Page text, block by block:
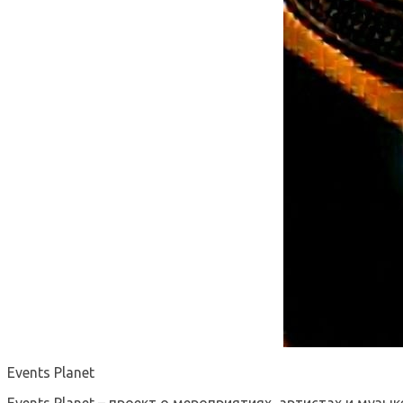
Events Planet